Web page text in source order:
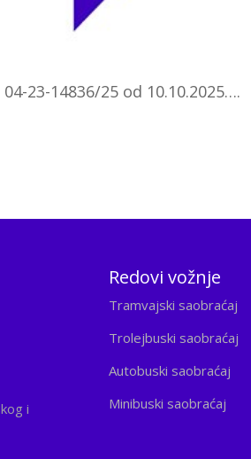
23-14836/25 od 10.10.2025….
i
Redovi vožnje
Tramvajski saobraćaj
Trolejbuski saobraćaj
Autobuski saobraćaj
Minibuski saobraćaj